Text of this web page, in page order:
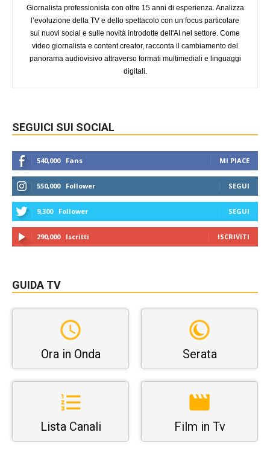
Giornalista professionista con oltre 15 anni di esperienza. Analizza
l’evoluzione della TV e dello spettacolo con un focus particolare
sui nuovi social e sulle novità introdotte dell'AI nel settore. Come
video giornalista e content creator, racconta il cambiamento del
panorama audiovisivo attraverso formati multimediali e linguaggi
digitali.
SEGUICI SUI SOCIAL
540,000 Fans MI PIACE
550,000 Follower SEGUI
9,300 Follower SEGUI
290,000 Iscritti ISCRIVITI
GUIDA TV
Ora in Onda Serata
Lista Canali Film in Tv